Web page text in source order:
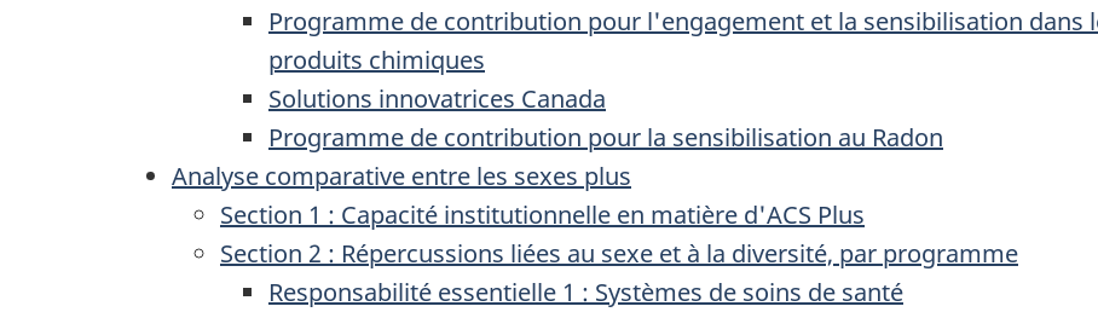
Programme de contribution pour l'engagement et la sensibilisation dans
produits chimiques
Solutions innovatrices Canada
Programme de contribution pour la sensibilisation au Radon
Analyse comparative entre les sexes plus
Section 1 : Capacité institutionnelle en matière d'ACS Plus
Section 2 : Répercussions liées au sexe et à la diversité, par programme
Responsabilité essentielle 1 : Systèmes de soins de santé